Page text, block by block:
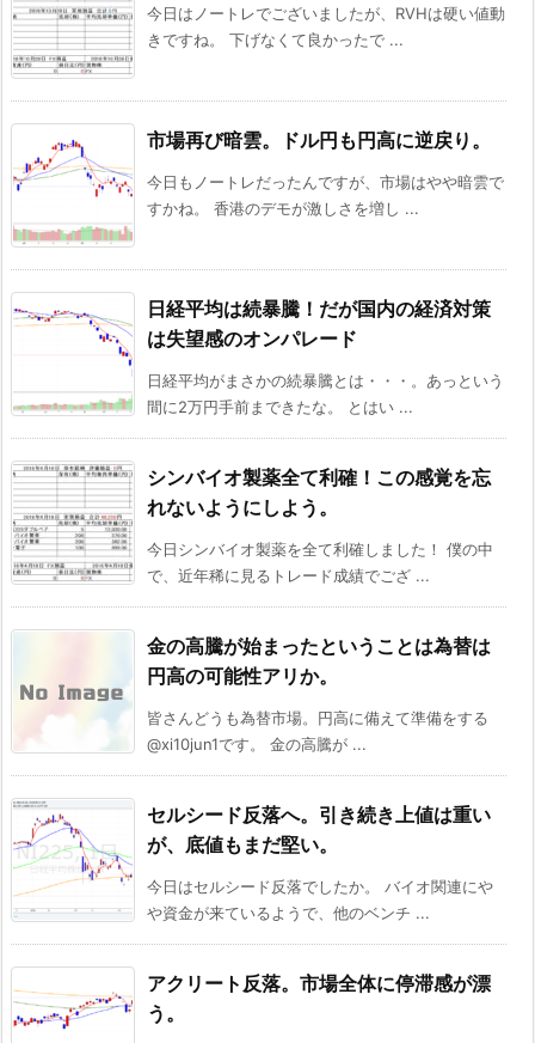
今日はノートレでございましたが、RVHは硬い値動
きですね。 下げなくて良かったで ...
市場再び暗雲。ドル円も円高に逆戻り。
今日もノートレだったんですが、市場はやや暗雲で
すかね。 香港のデモが激しさを増し ...
日経平均は続暴騰！だが国内の経済対策
は失望感のオンパレード
日経平均がまさかの続暴騰とは・・・。あっという
間に2万円手前まできたな。 とはい ...
シンバイオ製薬全て利確！この感覚を忘
れないようにしよう。
今日シンバイオ製薬を全て利確しました！ 僕の中
で、近年稀に見るトレード成績でござ ...
金の高騰が始まったということは為替は
円高の可能性アリか。
皆さんどうも為替市場。円高に備えて準備をする
@xi10jun1です。 金の高騰が ...
セルシード反落へ。引き続き上値は重い
が、底値もまだ堅い。
今日はセルシード反落でしたか。 バイオ関連にや
や資金が来ているようで、他のベンチ ...
アクリート反落。市場全体に停滞感が漂
う。